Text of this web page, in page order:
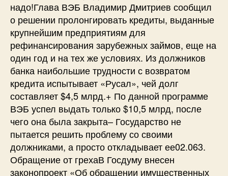
надо!Глава ВЭБ Владимир Дмитриев сообщил
о решении пролонгировать кредиты, выданные
крупнейшим предприятиям для
рефинансирования зарубежных займов, еще на
один год и на тех же условиях. Из должников
банка наибольшие трудности с возвратом
кредита испытывает «Русал», чей долг
составляет $4,5 млрд.+ По данной программе
ВЭБ успел выдать только $10,5 млрд, после
чего она была закрыта– Государство не
пытается решить проблему со своими
должниками, а просто откладывает ее02.063.
Обращение от грехаВ Госдуму внесен
законопроект «Об обращении имущественных